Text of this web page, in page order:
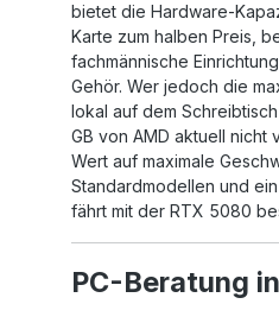
bietet die Hardware-
Karte zum halben Preis,
fachmännische
Gehör. Wer jedoch die
lokal auf dem
GB von AMD aktuell nicht
Wert auf maximale
Standardmodellen und
fährt mit der RTX 5080
PC-Beratung